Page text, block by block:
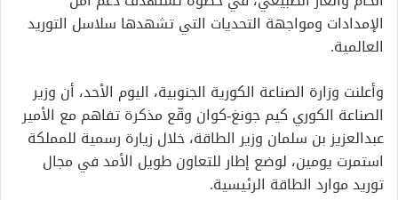
الإمدادات ومواجهة التحديات التي تشهدها سلاسل التوريد
العالمية.
وأعلنت وزارة الصناعة الكورية الجنوبية، اليوم الأحد، أن وزير
الصناعة الكوري كيم جونغ-كوان وقّع مذكرة تفاهم مع الأمير
عبدالعزيز بن سلمان وزير الطاقة، خلال زيارة رسمية للمملكة
استمرت يومين، لوضع إطار للتعاون طويل الأمد في مجال
توريد موارد الطاقة الرئيسية.